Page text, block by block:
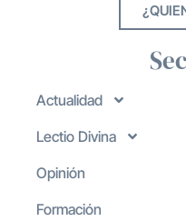
Actualidad
Lectio Divina
Opinión
Formación